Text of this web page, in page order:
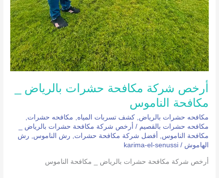
أرخص شركة مكافحة حشرات بالرياض _
مكافحة الناموس
مكافحه حشرات بالرياض,كشف تسربات المياه, مكافحه حشرات,
مكافحه حشرات بالقصيم / أرخص شركة مكافحة حشرات بالرياض _
مكافحة الناموس, أفضل شركة مكافحة حشرات, رش الناموس, رش
الهاموش /
karima-el-senussi
أرخص شركة مكافحة حشرات بالرياض _ مكافحة الناموس